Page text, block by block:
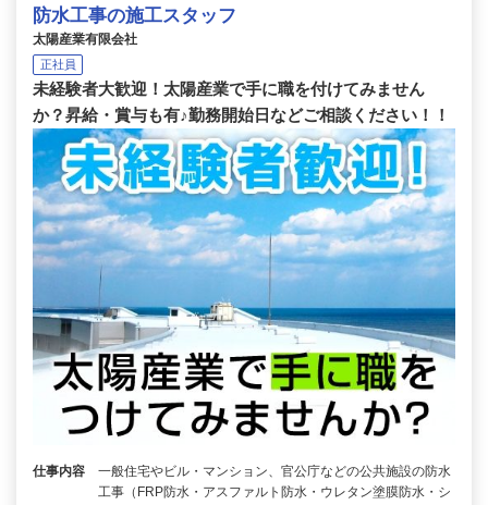
防水工事の施工スタッフ
太陽産業有限会社
正社員
未経験者大歓迎！太陽産業で手に職を付けてみません
か？昇給・賞与も有♪勤務開始日などご相談ください！！
仕事内容
一般住宅やビル・マンション、官公庁などの公共施設の防水
工事（FRP防水・アスファルト防水・ウレタン塗膜防水・シ